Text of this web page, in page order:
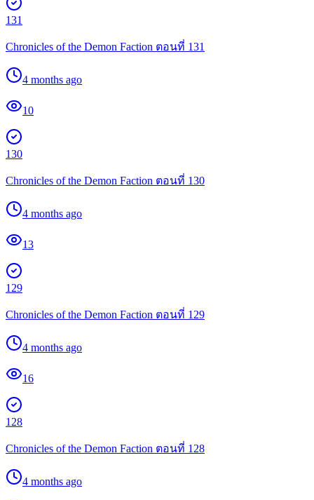
131
Chronicles of the Demon Faction ตอนที่ 131
4 months ago
10
130
Chronicles of the Demon Faction ตอนที่ 130
4 months ago
13
129
Chronicles of the Demon Faction ตอนที่ 129
4 months ago
16
128
Chronicles of the Demon Faction ตอนที่ 128
4 months ago